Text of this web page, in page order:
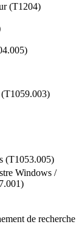
(T1204)
(T1053.005)
Windows /
de recherche